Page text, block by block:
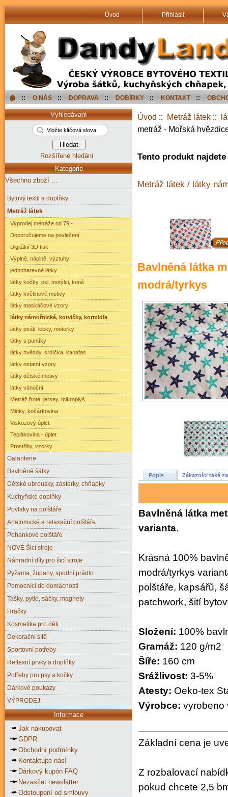
Úvod Přihlásit
🏠︎ :: O NÁS :: DOPRAVA :: DOBÍRKY :: KONTAKT ::
Úvod :: Metráž látek ::
metráž - Mořská
Tento produkt
Metráž látek / látky
Bavlněná látka
modrá/tyrkys
Popis Zákazníci také
Bavlněná látka
varianta.
Krásná 100%
modrá/tyrkys
polštáře, kapsářů,
patchwork, šití
Složení: 100%
Gramáž: 120 g/m2
Šíře: 160 cm
Srážlivost: 3-5%
Atesty: Oeko-tex
Výrobce: vyrobeno
Základní cena je
Z rozbalovací
pokud chcete 2,5
Vyhledávaní
Rozšířené hledání
Kategorie
Všechno zboží ...
Bytový textil a doplňky
Metráž látek
Výprodej metráže od 79,-
Doporučujeme na povlečení
Digitální 3D tisk
Výplně, náplně, výztuhy
jednobarevné látky
látky kočky, psi, motýlci, koně
látky květinové motivy
látky maskáčové vzory
látky námořnické, kotvičky, kormidla
látky piráti, lebky, motorky
látky s puntíky
látky hvězdy, srdíčka, kanafas
látky ostatní vzory
látky dětské motivy
látky vánoční
Metráž froté, jersey, mikroplyš
Minky, kočárkovina
Viskozový úplet
Teplákovina - úplet
Prostřihy, vzorky
Galanterie
Bavlněné šátky
Dětské ubrousky, zásterky, chňapky
Kuchyňské doplňky
Povlaky na polštáře
Anatomické a relaxační polštáře
Pohankové polštáře
NOVÉ Šicí stroje
Náhradní díly pro šicí stroje
Pyžama, župany, spodní prádlo
Pomocníci do domácnosti
Tašky, pytle, sáčky, magnety
Hračky
Kosmetika pro děti
Dekorační sítě
Sportovní potřeby
Reflexní prvky a doplňky
Potřeby pro psy a kočky
Dárkové poukazy
VÝPRODEJ
Informace
Jak nakupovat
GDPR
Obchodní podmínky
Kontaktujte nás!
Dárkový kupón FAQ
Nezasílat newslatter
Odstoupení od smlouvy